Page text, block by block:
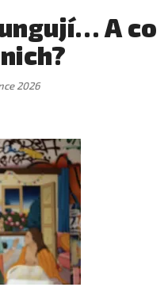
A co
2026